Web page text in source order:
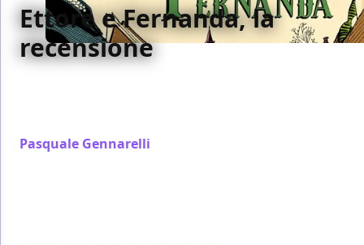
Ettore e Fernanda, la
recensione
Pasquale Gennarelli